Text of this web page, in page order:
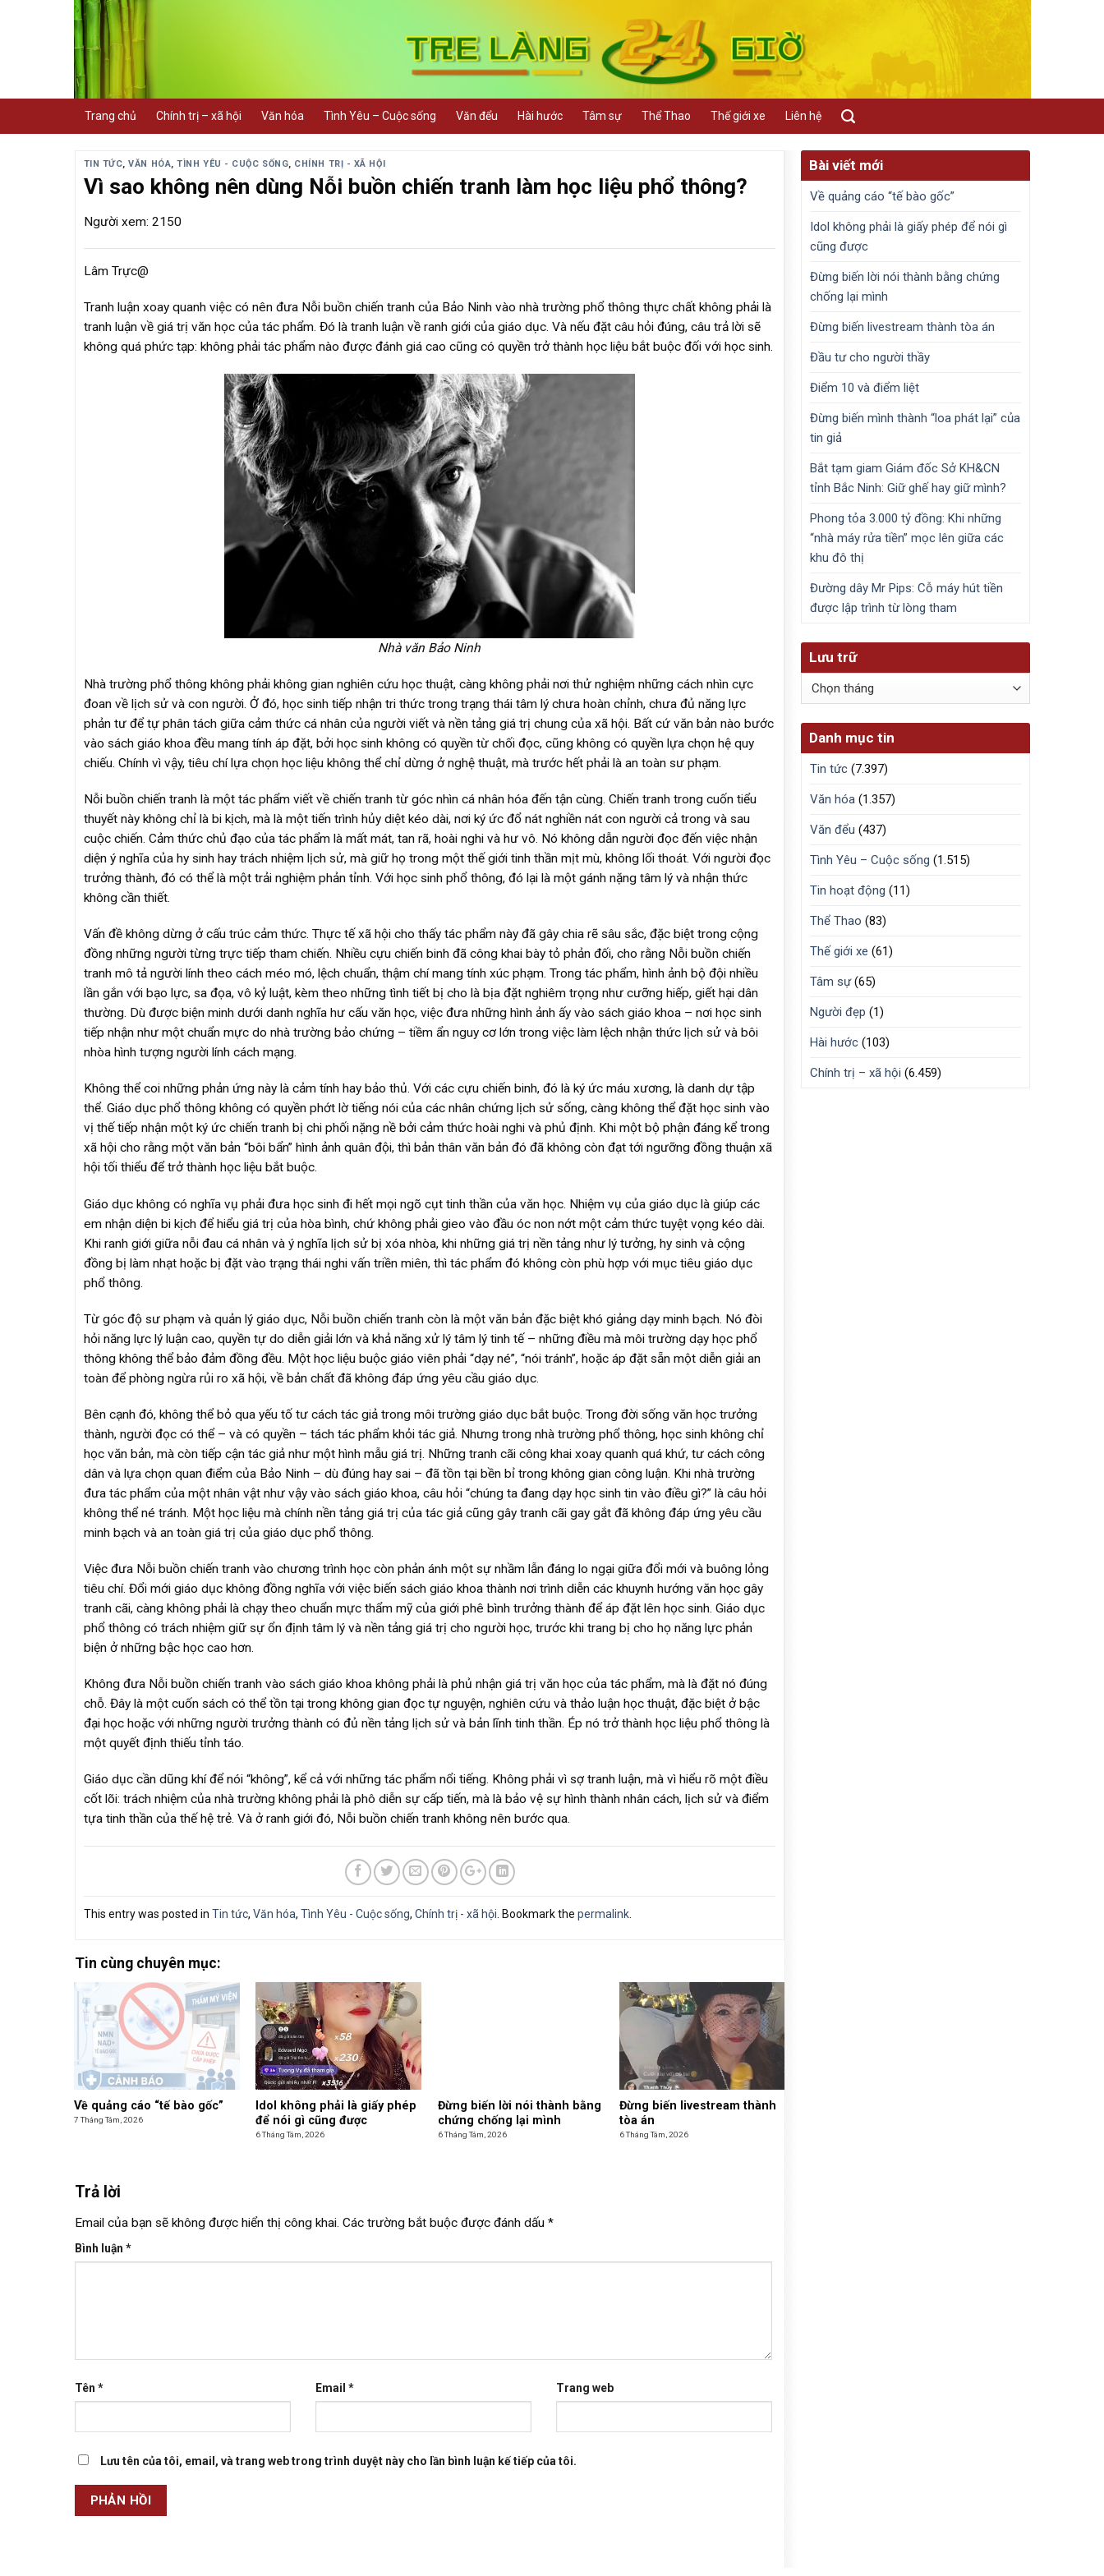
Trang chủ Chính trị – xã hội Văn hóa Tình Yêu – Cuộc sống Văn đểu Hài hước Tâm sự Thể Thao Thế giới xe Liên hệ
TIN TỨC,VĂN HÓA,TÌNH YÊU - CUỘC SỐNG, CHÍNH TRỊ - XÃ HỘI
Vì sao không nên dùng Nỗi buồn chiến tranh làm học liệu phổ thông?
Người xem: 2150
Lâm Trực@
Tranh luận xoay quanh việc có nên đưa Nỗi buồn chiến tranh của Bảo Ninh vào nhà trường phổ thông thực chất không phải là
tranh luận về giá trị văn học của tác phẩm. Đó là tranh luận về ranh giới của giáo dục. Và nếu đặt câu hỏi đúng, câu trả lời sẽ
không quá phức tạp: không phải tác phẩm nào được đánh giá cao cũng có quyền trở thành học liệu bắt buộc đối với học sinh.
Nhà văn Bảo Ninh
Nhà trường phổ thông không phải không gian nghiên cứu học thuật, càng không phải nơi thử nghiệm những cách nhìn cực
đoan về lịch sử và con người. Ở đó, học sinh tiếp nhận tri thức trong trạng thái tâm lý chưa hoàn chỉnh, chưa đủ năng lực
phản tư để tự phân tách giữa cảm thức cá nhân của người viết và nền tảng giá trị chung của xã hội. Bất cứ văn bản nào bước
vào sách giáo khoa đều mang tính áp đặt, bởi học sinh không có quyền từ chối đọc, cũng không có quyền lựa chọn hệ quy
chiếu. Chính vì vậy, tiêu chí lựa chọn học liệu không thể chỉ dừng ở nghệ thuật, mà trước hết phải là an toàn sư phạm.
Nỗi buồn chiến tranh là một tác phẩm viết về chiến tranh từ góc nhìn cá nhân hóa đến tận cùng. Chiến tranh trong cuốn tiểu
thuyết này không chỉ là bi kịch, mà là một tiến trình hủy diệt kéo dài, nơi ký ức đổ nát nghiền nát con người cả trong và sau
cuộc chiến. Cảm thức chủ đạo của tác phẩm là mất mát, tan rã, hoài nghi và hư vô. Nó không dẫn người đọc đến việc nhận
diện ý nghĩa của hy sinh hay trách nhiệm lịch sử, mà giữ họ trong một thế giới tinh thần mịt mù, không lối thoát. Với người đọc
trưởng thành, đó có thể là một trải nghiệm phản tỉnh. Với học sinh phổ thông, đó lại là một gánh nặng tâm lý và nhận thức
không cần thiết.
Vấn đề không dừng ở cấu trúc cảm thức. Thực tế xã hội cho thấy tác phẩm này đã gây chia rẽ sâu sắc, đặc biệt trong cộng
đồng những người từng trực tiếp tham chiến. Nhiều cựu chiến binh đã công khai bày tỏ phản đối, cho rằng Nỗi buồn chiến
tranh mô tả người lính theo cách méo mó, lệch chuẩn, thậm chí mang tính xúc phạm. Trong tác phẩm, hình ảnh bộ đội nhiều
lần gắn với bạo lực, sa đọa, vô kỷ luật, kèm theo những tình tiết bị cho là bịa đặt nghiêm trọng như cưỡng hiếp, giết hại dân
thường. Dù được biện minh dưới danh nghĩa hư cấu văn học, việc đưa những hình ảnh ấy vào sách giáo khoa – nơi học sinh
tiếp nhận như một chuẩn mực do nhà trường bảo chứng – tiềm ẩn nguy cơ lớn trong việc làm lệch nhận thức lịch sử và bôi
nhòa hình tượng người lính cách mạng.
Không thể coi những phản ứng này là cảm tính hay bảo thủ. Với các cựu chiến binh, đó là ký ức máu xương, là danh dự tập
thể. Giáo dục phổ thông không có quyền phớt lờ tiếng nói của các nhân chứng lịch sử sống, càng không thể đặt học sinh vào
vị thế tiếp nhận một ký ức chiến tranh bị chi phối nặng nề bởi cảm thức hoài nghi và phủ định. Khi một bộ phận đáng kể trong
xã hội cho rằng một văn bản “bôi bẩn” hình ảnh quân đội, thì bản thân văn bản đó đã không còn đạt tới ngưỡng đồng thuận xã
hội tối thiểu để trở thành học liệu bắt buộc.
Giáo dục không có nghĩa vụ phải đưa học sinh đi hết mọi ngõ cụt tinh thần của văn học. Nhiệm vụ của giáo dục là giúp các
em nhận diện bi kịch để hiểu giá trị của hòa bình, chứ không phải gieo vào đầu óc non nớt một cảm thức tuyệt vọng kéo dài.
Khi ranh giới giữa nỗi đau cá nhân và ý nghĩa lịch sử bị xóa nhòa, khi những giá trị nền tảng như lý tưởng, hy sinh và cộng
đồng bị làm nhạt hoặc bị đặt vào trạng thái nghi vấn triền miên, thì tác phẩm đó không còn phù hợp với mục tiêu giáo dục
phổ thông.
Từ góc độ sư phạm và quản lý giáo dục, Nỗi buồn chiến tranh còn là một văn bản đặc biệt khó giảng dạy minh bạch. Nó đòi
hỏi năng lực lý luận cao, quyền tự do diễn giải lớn và khả năng xử lý tâm lý tinh tế – những điều mà môi trường dạy học phổ
thông không thể bảo đảm đồng đều. Một học liệu buộc giáo viên phải “dạy né”, “nói tránh”, hoặc áp đặt sẵn một diễn giải an
toàn để phòng ngừa rủi ro xã hội, về bản chất đã không đáp ứng yêu cầu giáo dục.
Bên cạnh đó, không thể bỏ qua yếu tố tư cách tác giả trong môi trường giáo dục bắt buộc. Trong đời sống văn học trưởng
thành, người đọc có thể – và có quyền – tách tác phẩm khỏi tác giả. Nhưng trong nhà trường phổ thông, học sinh không chỉ
học văn bản, mà còn tiếp cận tác giả như một hình mẫu giá trị. Những tranh cãi công khai xoay quanh quá khứ, tư cách công
dân và lựa chọn quan điểm của Bảo Ninh – dù đúng hay sai – đã tồn tại bền bỉ trong không gian công luận. Khi nhà trường
đưa tác phẩm của một nhân vật như vậy vào sách giáo khoa, câu hỏi “chúng ta đang dạy học sinh tin vào điều gì?” là câu hỏi
không thể né tránh. Một học liệu mà chính nền tảng giá trị của tác giả cũng gây tranh cãi gay gắt đã không đáp ứng yêu cầu
minh bạch và an toàn giá trị của giáo dục phổ thông.
Việc đưa Nỗi buồn chiến tranh vào chương trình học còn phản ánh một sự nhầm lẫn đáng lo ngại giữa đổi mới và buông lỏng
tiêu chí. Đổi mới giáo dục không đồng nghĩa với việc biến sách giáo khoa thành nơi trình diễn các khuynh hướng văn học gây
tranh cãi, càng không phải là chạy theo chuẩn mực thẩm mỹ của giới phê bình trưởng thành để áp đặt lên học sinh. Giáo dục
phổ thông có trách nhiệm giữ sự ổn định tâm lý và nền tảng giá trị cho người học, trước khi trang bị cho họ năng lực phản
biện ở những bậc học cao hơn.
Không đưa Nỗi buồn chiến tranh vào sách giáo khoa không phải là phủ nhận giá trị văn học của tác phẩm, mà là đặt nó đúng
chỗ. Đây là một cuốn sách có thể tồn tại trong không gian đọc tự nguyện, nghiên cứu và thảo luận học thuật, đặc biệt ở bậc
đại học hoặc với những người trưởng thành có đủ nền tảng lịch sử và bản lĩnh tinh thần. Ép nó trở thành học liệu phổ thông là
một quyết định thiếu tỉnh táo.
Giáo dục cần dũng khí để nói “không”, kể cả với những tác phẩm nổi tiếng. Không phải vì sợ tranh luận, mà vì hiểu rõ một điều
cốt lõi: trách nhiệm của nhà trường không phải là phô diễn sự cấp tiến, mà là bảo vệ sự hình thành nhân cách, lịch sử và điểm
tựa tinh thần của thế hệ trẻ. Và ở ranh giới đó, Nỗi buồn chiến tranh không nên bước qua.
This entry was posted in Tin tức, Văn hóa, Tình Yêu - Cuộc sống, Chính trị - xã hội . Bookmark the permalink.
Tin cùng chuyên mục:
Về quảng cáo “tế bào gốc”
7 Tháng Tám, 2026
Idol không phải là giấy phép
để nói gì cũng được
6 Tháng Tám, 2026
Đừng biến lời nói thành bằng
chứng chống lại mình
6 Tháng Tám, 2026
Đừng biến livestream thành
tòa án
6 Tháng Tám, 2026
Trả lời
Email của bạn sẽ không được hiển thị công khai. Các trường bắt buộc được đánh dấu *
Bình luận *
Tên * Email * Trang web
Lưu tên của tôi, email, và trang web trong trình duyệt này cho lần bình luận kế tiếp của tôi.
Bài viết mới
Về quảng cáo “tế bào gốc”
Idol không phải là giấy phép để nói gì
cũng được
Đừng biến lời nói thành bằng chứng
chống lại mình
Đừng biến livestream thành tòa án
Đầu tư cho người thầy
Điểm 10 và điểm liệt
Đừng biến mình thành “loa phát lại” của
tin giả
Bắt tạm giam Giám đốc Sở KH&CN
tỉnh Bắc Ninh: Giữ ghế hay giữ mình?
Phong tỏa 3.000 tỷ đồng: Khi những
“nhà máy rửa tiền” mọc lên giữa các
khu đô thị
Đường dây Mr Pips: Cỗ máy hút tiền
được lập trình từ lòng tham
Lưu trữ
Lưu
Danh mục tin
Tin tức (7.397)
Văn hóa (1.357)
Văn đểu (437)
Tình Yêu – Cuộc sống (1.515)
Tin hoạt động (11)
Thể Thao (83)
Thế giới xe (61)
Tâm sự(65)
Người đẹp (1)
Hài hước (103)
Chính trị – xã hội (6.459)